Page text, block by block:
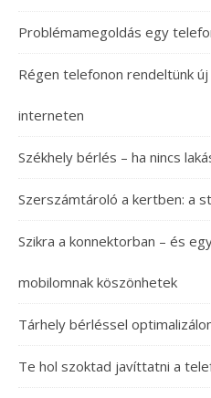
Problémamegoldás egy
Régen telefonon rendeltünk
interneten
Székhely bérlés – ha nincs
Szerszámtároló a kertben: a
Szikra a konnektorban – és
mobilomnak köszönhetek
Tárhely bérléssel
Te hol szoktad javíttatni a